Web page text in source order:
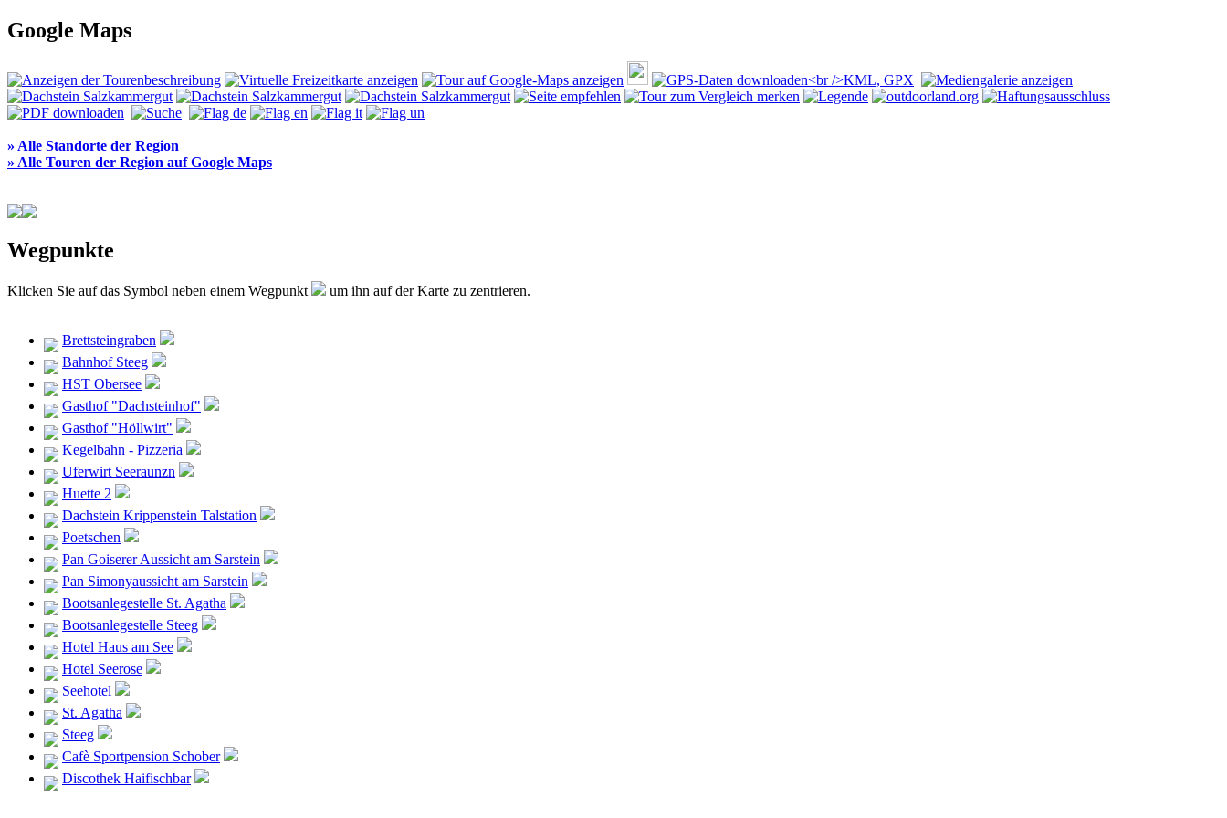
Google Maps
» Alle Standorte der Region
» Alle Touren der Region auf Google Maps
Wegpunkte
Klicken Sie auf das Symbol neben einem Wegpunkt um ihn auf der Karte zu zentrieren.
Brettsteingraben
Bahnhof Steeg
HST Obersee
Gasthof "Dachsteinhof"
Gasthof "Höllwirt"
Kegelbahn - Pizzeria
Uferwirt Seeraunzn
Huette 2
Dachstein Krippenstein Talstation
Poetschen
Pan Goiserer Aussicht am Sarstein
Pan Simonyaussicht am Sarstein
Bootsanlegestelle St. Agatha
Bootsanlegestelle Steeg
Hotel Haus am See
Hotel Seerose
Seehotel
St. Agatha
Steeg
Cafè Sportpension Schober
Discothek Haifischbar